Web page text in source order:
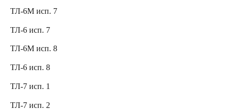
ТЛ-6М исп. 7
ТЛ-6 исп. 7
ТЛ-6М исп. 8
ТЛ-6 исп. 8
ТЛ-7 исп. 1
ТЛ-7 исп. 2